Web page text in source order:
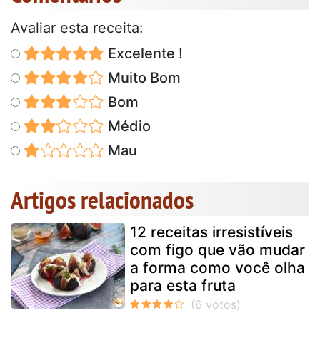
Avaliar esta receita:
Excelente !
Muito Bom
Bom
Médio
Mau
Artigos relacionados
12 receitas irresistíveis
com figo que vão mudar
a forma como você olha
para esta fruta